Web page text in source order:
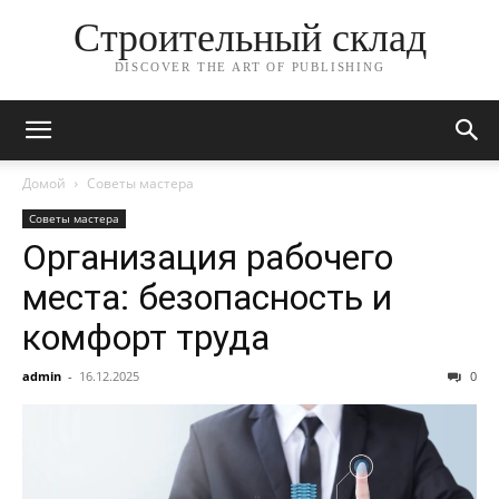
Строительный склад
DISCOVER THE ART OF PUBLISHING
Домой Советы мастера
Советы мастера
Организация рабочего
места: безопасность и
комфорт труда
admin - 16.12.2025 0